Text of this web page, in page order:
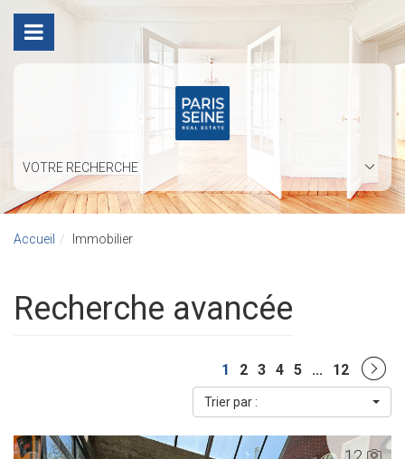
VOTRE RECHERCHE
Accueil Immobilier
Recherche avancée
1 2 3 4 5 ... 12
Trier par :